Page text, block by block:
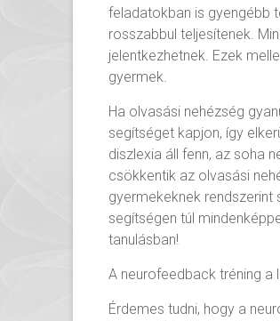
feladatokban is gyengébb
rosszabbul teljesítenek.
jelentkezhetnek. Ezek
gyermek.
Ha olvasási nehézség
segítséget kapjon, így
diszlexia áll fenn, az soha
csökkentik az olvasási
gyermekeknek rendszerint
segítségen túl
tanulásban!
A neurofeedback tréning a
Érdemes tudni, hogy a